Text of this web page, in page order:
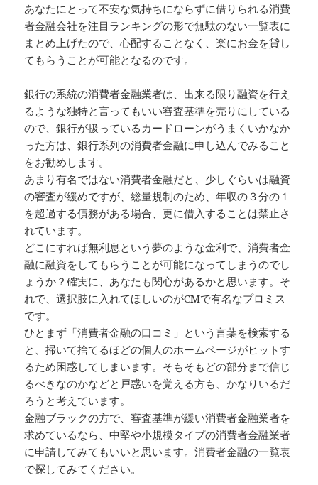
あなたにとって不安な気持ちにならずに借りられる消費
者金融会社を注目ランキングの形で無駄のない一覧表に
まとめ上げたので、心配することなく、楽にお金を貸し
てもらうことが可能となるのです。
銀行の系統の消費者金融業者は、出来る限り融資を行え
るような独特と言ってもいい審査基準を売りにしている
ので、銀行が扱っているカードローンがうまくいかなか
った方は、銀行系列の消費者金融に申し込んでみること
をお勧めします。
あまり有名ではない消費者金融だと、少しぐらいは融資
の審査が緩めですが、総量規制のため、年収の３分の１
を超過する債務がある場合、更に借入することは禁止さ
れています。
どこにすれば無利息という夢のような金利で、消費者金
融に融資をしてもらうことが可能になってしまうのでし
ょうか？確実に、あなたも関心があるかと思います。そ
れで、選択肢に入れてほしいのがCMで有名なプロミス
です。
ひとまず「消費者金融の口コミ」という言葉を検索する
と、掃いて捨てるほどの個人のホームページがヒットす
るため困惑してしまいます。そもそもどの部分まで信じ
るべきなのかなどと戸惑いを覚える方も、かなりいるだ
ろうと考えています。
金融ブラックの方で、審査基準が緩い消費者金融業者を
求めているなら、中堅や小規模タイプの消費者金融業者
に申請してみてもいいと思います。消費者金融の一覧表
で探してみてください。